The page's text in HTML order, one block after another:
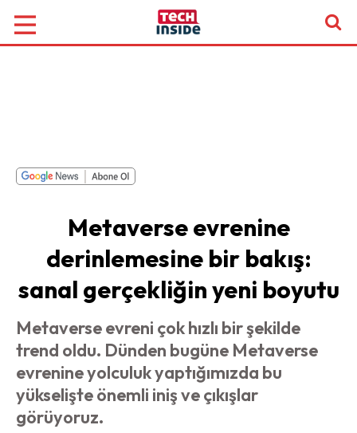
Metaverse evrenine
derinlemesine bir bakış:
sanal gerçekliğin yeni boyutu
Metaverse evreni çok hızlı bir şekilde
trend oldu. Dünden bugüne Metaverse
evrenine yolculuk yaptığımızda bu
yükselişte önemli iniş ve çıkışlar
görüyoruz.